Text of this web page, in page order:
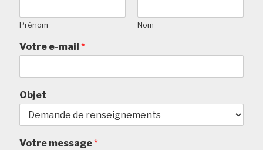
Prénom Nom
Votre e-mail *
Objet
Votre message*